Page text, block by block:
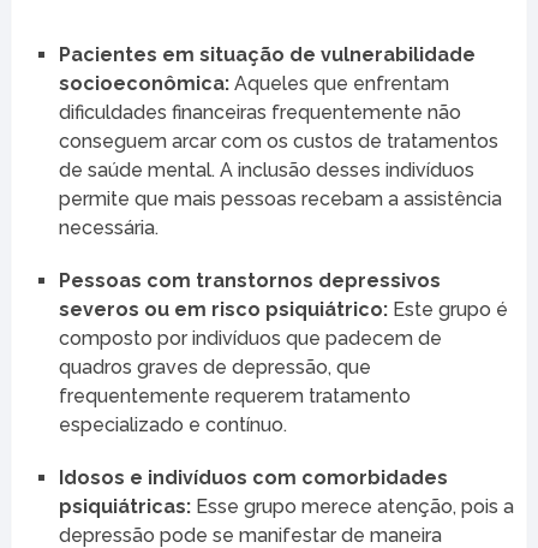
Pacientes em situação de vulnerabilidade
socioeconômica:Aqueles que enfrentam
dificuldades financeiras frequentemente não
conseguem arcar com os custos de tratamentos
de saúde mental. A inclusão desses indivíduos
permite que mais pessoas recebam a assistência
necessária.
Pessoas com transtornos depressivos
severos ou em risco psiquiátrico:Este grupo é
composto por indivíduos que padecem de
quadros graves de depressão, que
frequentemente requerem tratamento
especializado e contínuo.
Idosos e indivíduos com comorbidades
psiquiátricas:Esse grupo merece atenção, pois a
depressão pode se manifestar de maneira